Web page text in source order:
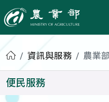
農業部
首頁資訊與服務 農業
便民服務